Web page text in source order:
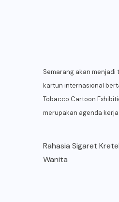
Semarang akan menjadi
kartun internasional
Tobacco Cartoon
merupakan agenda
Rahasia Sigaret
Wanita